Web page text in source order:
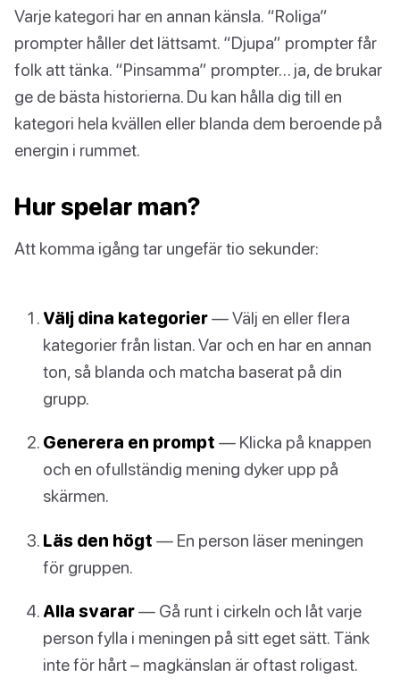
Varje kategori har en annan känsla. “Roliga”
prompter håller det lättsamt. “Djupa” prompter får
folk att tänka. “Pinsamma” prompter… ja, de brukar
ge de bästa historierna. Du kan hålla dig till en
kategori hela kvällen eller blanda dem beroende på
energin i rummet.
Hur spelar man?
Att komma igång tar ungefär tio sekunder:
Välj dina kategorier— Välj en eller flera
kategorier från listan. Var och en har en annan
ton, så blanda och matcha baserat på din
grupp.
Generera en prompt — Klicka på knappen
och en ofullständig mening dyker upp på
skärmen.
Läs den högt — En person läser meningen
för gruppen.
Alla svarar— Gå runt i cirkeln och låt varje
person fylla i meningen på sitt eget sätt. Tänk
inte för hårt – magkänslan är oftast roligast.